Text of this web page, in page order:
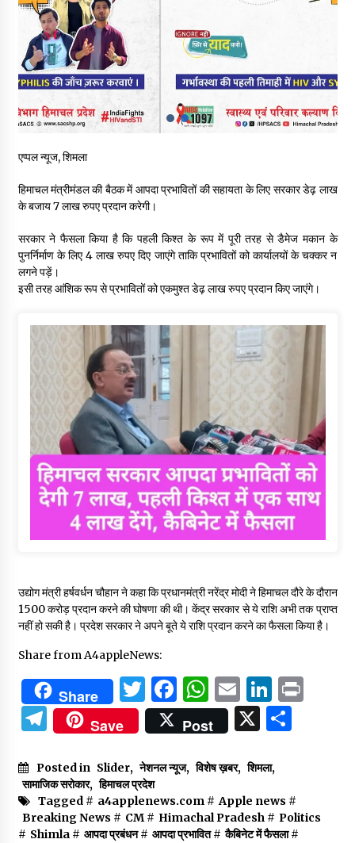
स्वास्थ्य विभाग की खरीद में घोटाले की आशंका, स्वतंत्र जांच की मांग, भाजपा
ने कहा- “हर पैसे का हिसाब जनता को मिले”
05/08/2026
भाजपा का कांग्रेस सरकार पर हमला, प्रतिशोध की राजनीति के खिलाफ कल
शिमला में प्रदर्शन, मानसून सत्र में सरकार को घेरने की तैयारी
04/08/2026
04/08/2026
हिमाचल सरकार लाएगी नई “स्वास्थ्य बीमा नीति”, गरीब परिवारों के लिए
उपलब्ध होगी बेहतरीन उपचार सुविधा- CM
04/08/2026
04/08/2026
एप्पल न्यूज, शिमला
हिमाचल मंत्रीमंडल की बैठक में आपदा प्रभावितों की सहायता के लिए सरकार डेढ़ लाख
के बजाय 7 लाख रुपए प्रदान करेगी।
सरकार ने फैसला किया है कि पहली किश्त के रूप में पूरी तरह से डैमेज मकान के
पुनर्निर्माण के लिए 4 लाख रुपए दिए जाएंगे ताकि प्रभावितों को कार्यालयों के चक्कर न
लगने पड़ें।
इसी तरह आंशिक रूप से प्रभावितों को एकमुश्त डेढ़ लाख रुपए प्रदान किए जाएंगे।
उद्योग मंत्री हर्षवर्धन चौहान ने कहा कि प्रधानमंत्री नरेंद्र मोदी ने हिमाचल दौरे के दौरान
1500 करोड़ प्रदान करने की घोषणा की थी। केंद्र सरकार से ये राशि अभी तक प्राप्त
नहीं हो सकी है। प्रदेश सरकार ने अपने बूते ये राशि प्रदान करने का फैसला किया है।
Share from A4appleNews:
Share Twitter
Facebook
WhatsApp
Email
Telegram
Save Post X
Posted in Slider, नेशनल न्यूज, विशेष ख़बर, शिमला,
सामाजिक सरोकार, हिमाचल प्रदेश
Tagged # a4applenews.com# Apple news #
Breaking News # CM# Himachal Pradesh# Politics
# Shimla# आपदा प्रबंधन# आपदा प्रभावित# कैबिनेट में फैसला#